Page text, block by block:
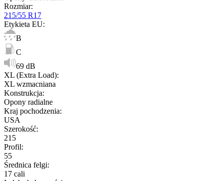
Rozmiar:
215/55 R17
Etykieta EU:
B
C
69 dB
XL (Extra Load):
XL wzmacniana
Konstrukcja:
Opony radialne
Kraj pochodzenia:
USA
Szerokość:
215
Profil:
55
Średnica felgi:
17 cali